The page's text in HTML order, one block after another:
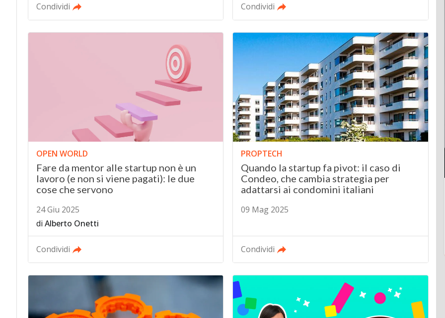
Condividi Condividi
OPEN WORLD
Fare da mentor alle startup non è un
lavoro (e non si viene pagati): le due
cose che servono
24 Giu 2025
di Alberto Onetti
Condividi
PROPTECH
Quando la startup fa pivot: il caso di
Condeo, che cambia strategia per
adattarsi ai condomini italiani
09 Mag 2025
Condividi